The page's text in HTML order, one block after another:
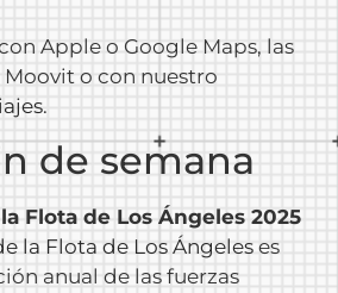
Apple o Google Maps, las
Moovit o con nuestro
.
de semana
Flota de Los Ángeles 2025
la Flota de Los Ángeles es
anual de las fuerzas